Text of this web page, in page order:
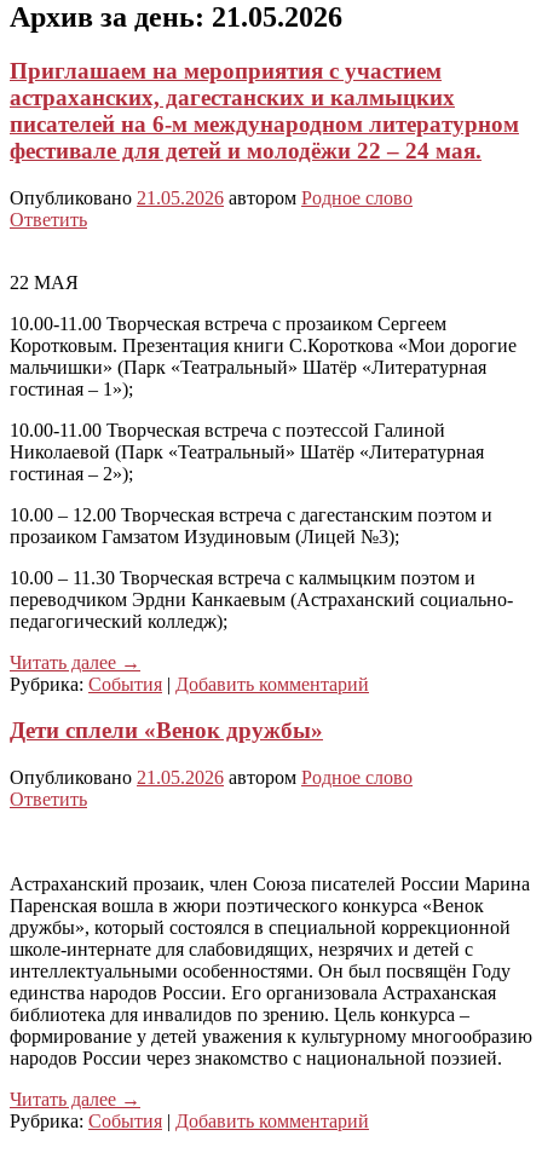
Архив за день: 21.05.2026
Приглашаем на мероприятия с участием
астраханских, дагестанских и калмыцких
писателей на 6-м международном литературном
фестивале для детей и молодёжи 22 – 24 мая.
Опубликовано 21.05.2026 автором Родное слово
Ответить
22 МАЯ
10.00-11.00 Творческая встреча с прозаиком Сергеем
Коротковым. Презентация книги С.Короткова «Мои дорогие
мальчишки» (Парк «Театральный» Шатёр «Литературная
гостиная – 1»);
10.00-11.00 Творческая встреча с поэтессой Галиной
Николаевой (Парк «Театральный» Шатёр «Литературная
гостиная – 2»);
10.00 – 12.00 Творческая встреча с дагестанским поэтом и
прозаиком Гамзатом Изудиновым (Лицей №3);
10.00 – 11.30 Творческая встреча с калмыцким поэтом и
переводчиком Эрдни Канкаевым (Астраханский социально-
педагогический колледж);
Читать далее →
Рубрика: События | Добавить комментарий
Дети сплели «Венок дружбы»
Опубликовано 21.05.2026 автором Родное слово
Ответить
Астраханский прозаик, член Союза писателей России Марина
Паренская вошла в жюри поэтического конкурса «Венок
дружбы», который состоялся в специальной коррекционной
школе-интернате для слабовидящих, незрячих и детей с
интеллектуальными особенностями. Он был посвящён Году
единства народов России. Его организовала Астраханская
библиотека для инвалидов по зрению. Цель конкурса –
формирование у детей уважения к культурному многообразию
народов России через знакомство с национальной поэзией.
Читать далее →
Рубрика: События | Добавить комментарий